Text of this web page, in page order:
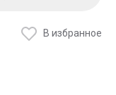
В избранное